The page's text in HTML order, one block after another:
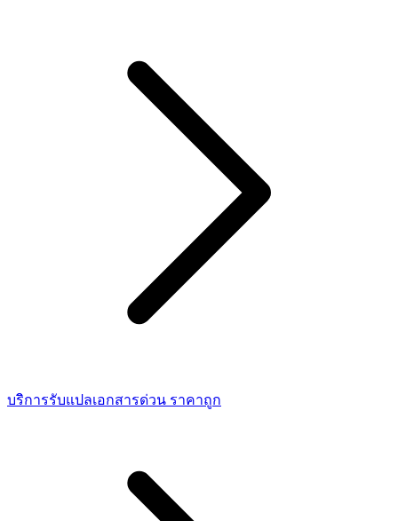
บริการรับแปลเอกสารด่วน ราคาถูก